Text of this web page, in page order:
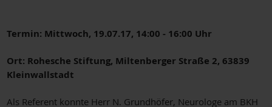
Termin: Mittwoch, 19.07.17, 14:00 - 16:00 Uhr
Ort: Rohesche Stiftung, Miltenberger Straße 2, 63839
Kleinwallstadt
Als Referent konnte Herr N. Grundhöfer, Neurologe am BKH